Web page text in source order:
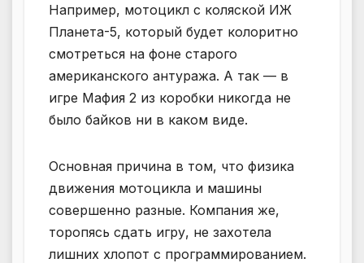
Например, мотоцикл с коляской ИЖ
Планета-5, который будет колоритно
смотреться на фоне старого
американского антуража. А так — в
игре Мафия 2 из коробки никогда не
было байков ни в каком виде.
Основная причина в том, что физика
движения мотоцикла и машины
совершенно разные. Компания же,
торопясь сдать игру, не захотела
лишних хлопот с программированием.